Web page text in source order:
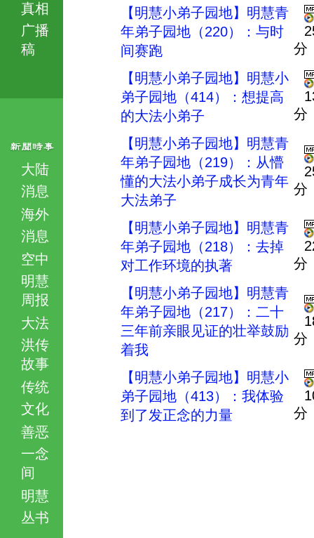
真相
广播
稿
大陆
消息
海外
消息
空中
明慧
周报
大法
洪传
故事
传统
文化
善恶
一念
间
明慧
丛书
【明慧小弟子园地】明慧青
年弟子园地（220）：与时
间赛跑
分
【明慧小弟子园地】明慧小
弟子园地（414）：想提高
的大法小弟子
分
【明慧小弟子园地】明慧青
年弟子园地（219）：从懵
懂的大法小弟子成长为青年
大法弟子
分
【明慧小弟子园地】明慧青
年弟子园地（218）：去掉
对工作环境的执著
分
【明慧小弟子园地】明慧青
年弟子园地（217）：二十
三年前亲眼见证的壮举鼓励
着我
分
【明慧小弟子园地】明慧小
弟子园地（413）：我体验
到了发正念的力量
分